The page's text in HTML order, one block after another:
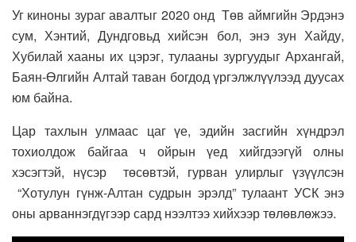
Уг киноны зураг авалтыг 2020 онд Төв аймгийн Эрдэнэ
сум, Хэнтий, Дундговьд хийсэн бол, энэ зун Хайду,
Хубилай хааны их цэрэг, тулааны зургуудыг Архангай,
Баян-Өлгийн Алтай таван богдод үргэлжлүүлээд дуусах
юм байна.
Цар тахлын улмаас цаг үе, эдийн засгийн хүндрэл
тохиолдож байгаа ч ойрын үед хийгдээгүй олны
хэсэгтэй, нүсэр төсөвтэй, гурван улирлыг үзүүлсэн
“Хотулун гүнж-Алтан судрын эрэлд” тулаант УСК энэ
оны арваннэгдүгээр сард нээлтээ хийхээр төлөвлөжээ.